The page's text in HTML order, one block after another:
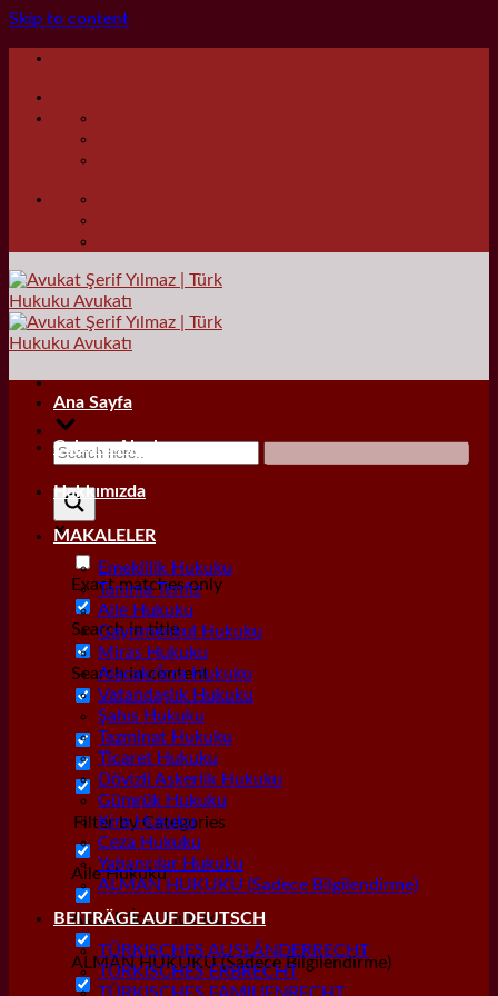
Skip to content
Exact matches only
Search in title
Search in content
Filter by Categories
Aile Hukuku
Alacak/İcra Hukuku
ALMAN HUKUKU (Sadece Bilgilendirme)
Ana Sayfa
Çalışma Alanları
Hakkımızda
MAKALELER
Emeklilik Hukuku
Tanıma Tenfiz
Aile Hukuku
Gayrımenkul Hukuku
Miras Hukuku
Alacak/İcra Hukuku
Vatandaşlık Hukuku
Şahıs Hukuku
Tazminat Hukuku
Ticaret Hukuku
Dövizli Askerlik Hukuku
Gümrük Hukuku
Kira Hukuku
Ceza Hukuku
Yabancılar Hukuku
ALMAN HUKUKU (Sadece Bilgilendirme)
BEITRÄGE AUF DEUTSCH
TÜRKISCHES AUSLÄNDERRECHT
TÜRKISCHES ERBRECHT